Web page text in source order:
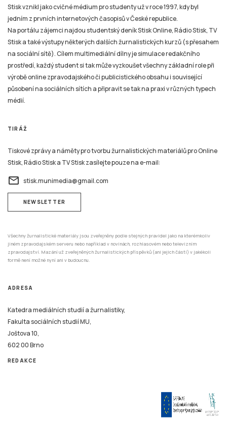
Stisk vznikl jako cvičné médium pro studenty už v roce 1997, kdy byl
jedním z prvních internetových časopisů v České republice.
Na portálu zájemci najdou studentský deník Stisk Online, Rádio Stisk, TV
Stisk a také výstupy některých dalších žurnalistických kurzů (s přesahem
na sociální sítě). Cílem multimediální dílny je simulace redakčního
prostředí, každý student si tak může vyzkoušet všechny základní role při
výrobě online zpravodajského či publicistického obsahu i související
působení na sociálních sítích a připravit se tak na praxi v různých typech
médií.
TIRÁŽ
Tiskové zprávy a náměty pro tvorbu žurnalistických materiálů pro Online
Stisk, Rádio Stisk a TV Stisk zasílejte pouze na e-mail:
email stisk.munimedia@gmail.com
NEWSLETTER
Všechny žurnalistické materiály jsou zveřejněny podle stejných pravidel jako na kterémkoliv
jiném zpravodajském serveru nebo například v novinách, rozhlasovém nebo televizním
zpravodajství. Mazání už zveřejněných žurnalistických příspěvků (ani jejich částí) v jakékoli
formě není možné nyní ani v budoucnu.
ADRESA
Katedra mediálních studií a žurnalistiky,
Fakulta sociálních studií MU,
Joštova 10,
602 00 Brno
REDAKCE